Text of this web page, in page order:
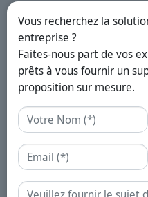
Vous recherchez la
entreprise ?
Faites-nous part de vos
prêts à vous fournir un
proposition sur mesure.
Nom
Email
Demande